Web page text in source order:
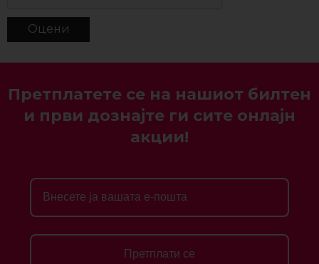
Претплатете се на нашиот билтен
и први дознајте ги сите онлајн
акции!
Претплати се